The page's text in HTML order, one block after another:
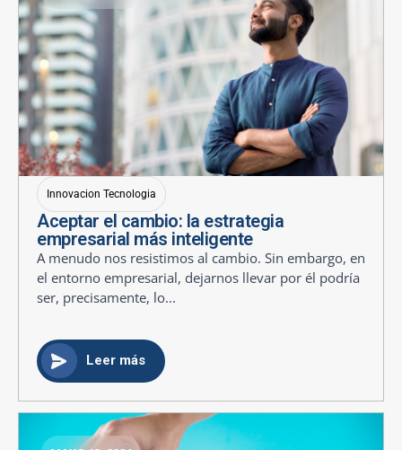
Innovacion Tecnologia
Aceptar el cambio: la estrategia
empresarial más inteligente
A menudo nos resistimos al cambio. Sin embargo, en
el entorno empresarial, dejarnos llevar por él podría
ser, precisamente, lo...
Leer más